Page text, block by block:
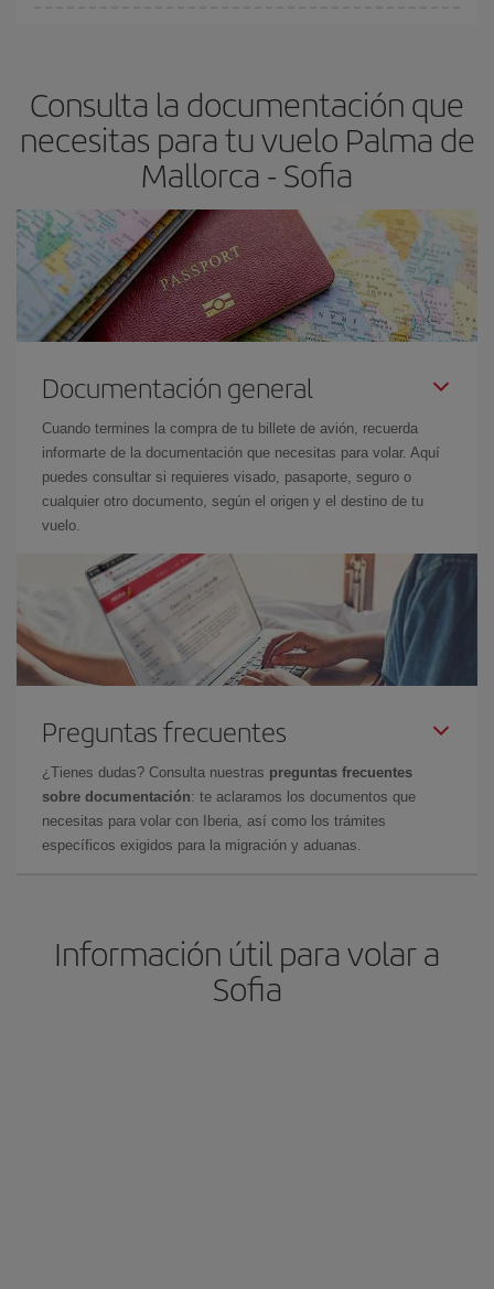
Consulta la documentación que
necesitas para tu vuelo Palma de
Mallorca - Sofia
Documentación general
Cuando termines la compra de tu billete de avión, recuerda
informarte de la documentación que necesitas para volar. Aquí
puedes consultar si requieres visado, pasaporte, seguro o
cualquier otro documento, según el origen y el destino de tu
vuelo.
Preguntas frecuentes
¿Tienes dudas? Consulta nuestras preguntas frecuentes
sobre documentación: te aclaramos los documentos que
necesitas para volar con Iberia, así como los trámites
específicos exigidos para la migración y aduanas.
Información útil para volar a
Sofia